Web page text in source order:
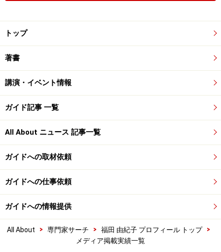
トップ
著書
講演・イベント情報
ガイド記事 一覧
All About ニュース 記事一覧
ガイドへの取材依頼
ガイドへの仕事依頼
ガイドへの情報提供
All About > 専門家サーチ > 福田 由紀子 プロフィール トップ
>
メディア掲載実績一覧